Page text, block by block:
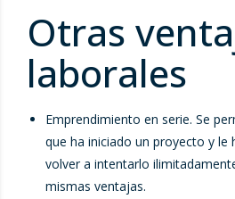
Otras
laborales
Emprendimiento en serie. Se
que ha iniciado un proyecto y le
volver a intentarlo
mismas ventajas.